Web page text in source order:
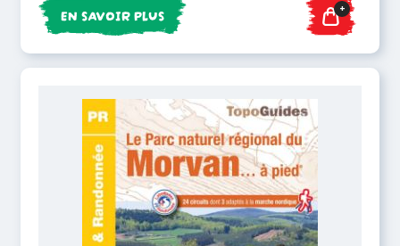
EN SAVOIR PLUS +